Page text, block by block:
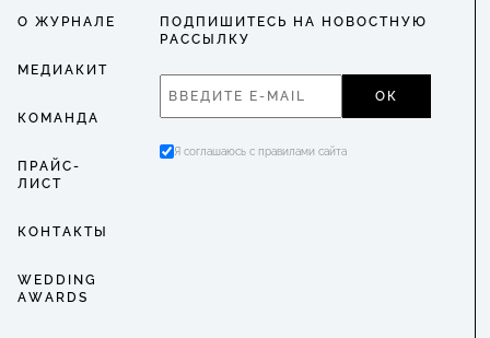
О ЖУРНАЛЕ
МЕДИАКИТ
КОМАНДА
ПРАЙС-
ЛИСТ
КОНТАКТЫ
WEDDING
AWARDS
ПОДПИШИТЕСЬ НА НОВОСТНУЮ
РАССЫЛКУ
ОК
Я соглашаюсь с правилами сайта